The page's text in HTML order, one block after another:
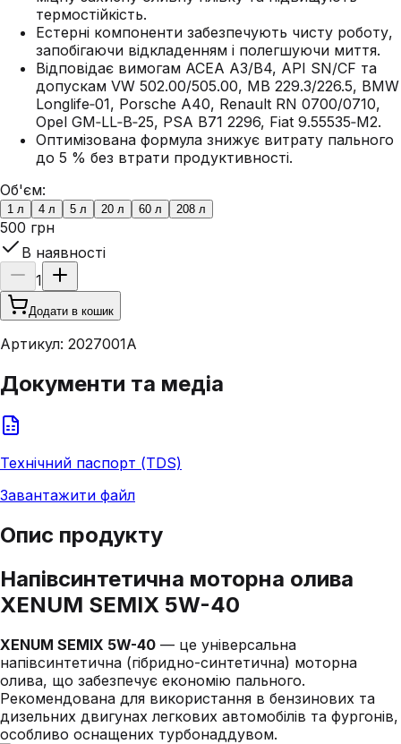
термостійкість.
Естерні компоненти забезпечують чисту роботу,
запобігаючи відкладенням і полегшуючи миття.
Відповідає вимогам ACEA A3/B4, API SN/CF та
допускам VW 502.00/505.00, MB 229.3/226.5, BMW
Longlife‑01, Porsche A40, Renault RN 0700/0710,
Opel GM‑LL‑B‑25, PSA B71 2296, Fiat 9.55535‑M2.
Оптимізована формула знижує витрату пального
до 5 % без втрати продуктивності.
Об'єм:
1 л 4 л 5 л 20 л 60 л 208 л
500 грн
В наявності
1
Додати в кошик
Артикул: 2027001A
Документи та медіа
Технічний паспорт (TDS)
Завантажити файл
Опис продукту
Напівсинтетична моторна олива
XENUM SEMIX 5W-40
XENUM SEMIX 5W-40 — це універсальна
напівсинтетична (гібридно-синтетична) моторна
олива, що забезпечує економію пального.
Рекомендована для використання в бензинових та
дизельних двигунах легкових автомобілів та фургонів,
особливо оснащених турбонаддувом.